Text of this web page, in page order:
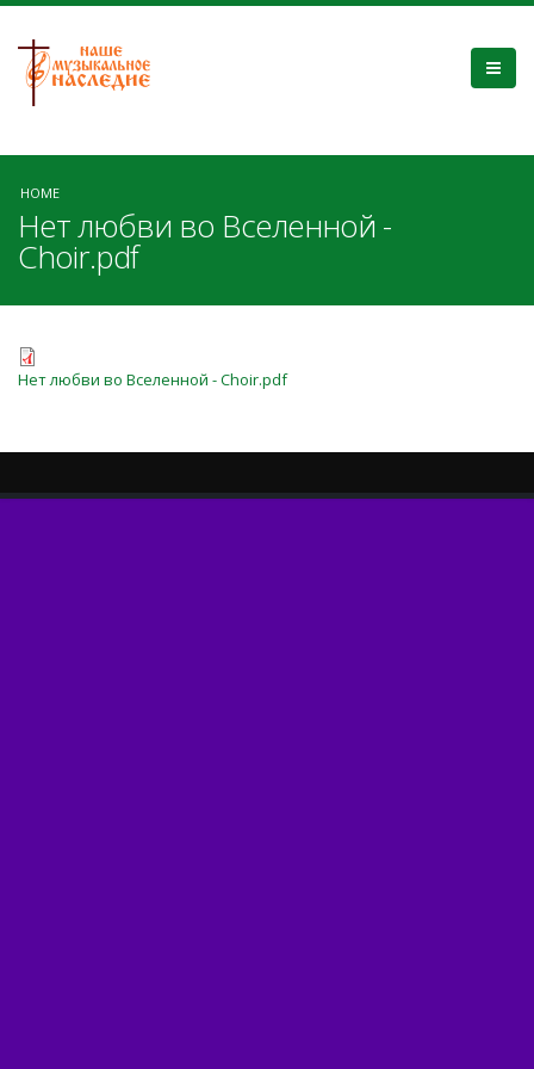
HOME
Нет любви во Вселенной -
Choir.pdf
Нет любви во Вселенной - Choir.pdf